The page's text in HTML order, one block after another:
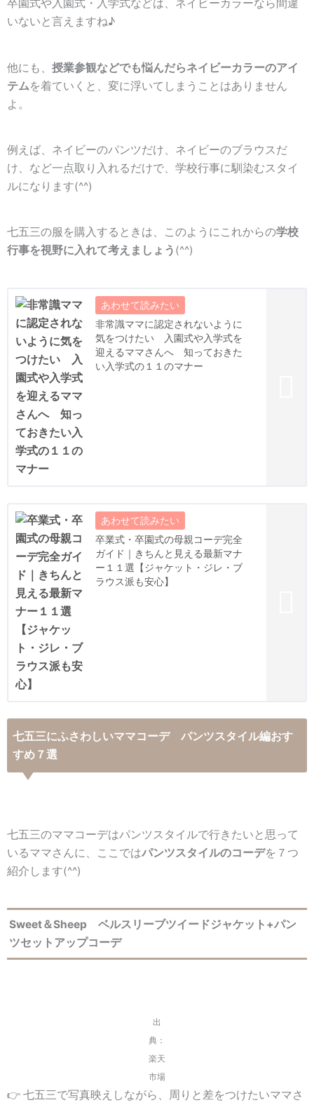
卒園式や入園式・入学式などは、ネイビーカラーなら間違
いないと言えますね♪
他にも、 授業参観などでも悩んだらネイビーカラーのアイ
テムを着ていくと、変に浮いてしまうことはありません
よ。
例えば、ネイビーのパンツだけ、ネイビーのブラウスだ
け、など一点取り入れるだけで、学校行事に馴染むスタイ
ルになります(^^)
七五三の服を購入するときは、このようにこれからの学校
行事を視野に入れて考えましょう (^^)
非常識ママに認定されないように
気をつけたい 入園式や入学式を
迎えるママさんへ 知っておきた
い入学式の１１のマナー
卒業式・卒園式の母親コーデ完全
ガイド｜きちんと見える最新マナ
ー１１選【ジャケット・ジレ・ブ
ラウス派も安心】
七五三にふさわしいママコーデ パンツスタイル編おす
すめ７選
七五三のママコーデはパンツスタイルで行きたいと思って
いるママさんに、ここではパンツスタイルのコーデを７つ
紹介します(^^)
Sweet＆Sheep ベルスリーブツイードジャケット+パン
ツセットアップコーデ
出
典：
楽天
市場
👉 七五三で写真映えしながら、周りと差をつけたいママさ